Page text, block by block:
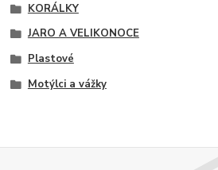
KORÁLKY
JARO A VELIKONOCE
Plastové
Motýlci a vážky